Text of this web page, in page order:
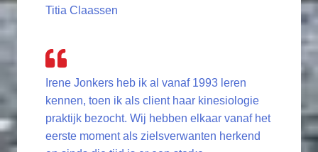
Titia Claassen
Irene Jonkers heb ik al vanaf 1993 leren
kennen, toen ik als client haar kinesiologie
praktijk bezocht. Wij hebben elkaar vanaf het
eerste moment als zielsverwanten herkend